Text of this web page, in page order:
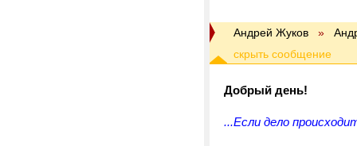
Андрей Жуков »
Добрый день!
...Если дело